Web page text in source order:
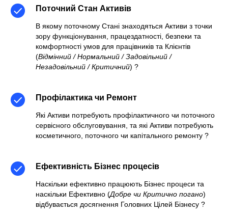
Поточний Стан Активів
В якому поточному Стані знаходяться Активи з точки
зору функціонування, працездатності, безпеки та
комфортності умов для працівників та Клієнтів
(Відмінний / Нормальний / Задовільний /
Незадовільний / Критичний) ?
Профілактика чи Ремонт
Які Активи потребують профілактичного чи поточного
сервісного обслуговування, та які Активи потребують
косметичного, поточного чи капітального ремонту ?
Ефективність Бізнес процесів
Наскільки ефективно працюють Бізнес процеси та
наскільки Ефективно (Добре чи Критично погано)
відбувається досягнення Головних Цілей Бізнесу ?